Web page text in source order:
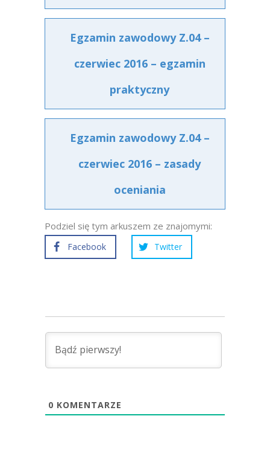
Egzamin zawodowy Z.04 –
czerwiec 2016 – egzamin
praktyczny
Egzamin zawodowy Z.04 –
czerwiec 2016 – zasady
oceniania
Podziel się tym arkuszem ze znajomymi:
Facebook Twitter
0 KOMENTARZE